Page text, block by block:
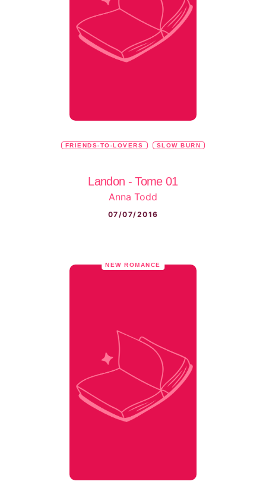
FRIENDS-TO-LOVERS SLOW BURN
Landon - Tome 01
Anna Todd
07/07/2016
NEW ROMANCE